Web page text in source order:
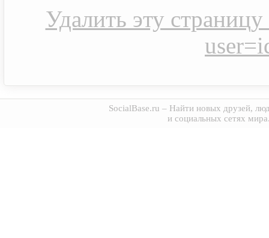
Удалить эту
SocialBase.ru – Найти новых друзей,
и социальных сетях